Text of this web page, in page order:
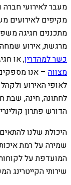
מעבר לאירועי חברה
מקיפים לאירועים
מתכננים חגיגה
מרגשת, אירוע
כשר למהדרין, או
מצווה – אנו
לאופי האירוע
לחתונה, חינה, שבת
הדורש פתרון
היכולת שלנו
שמירה על רמת
המועדפת על לקוחות
שירותי הקייטרינג